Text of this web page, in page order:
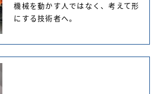
機械を動かす人ではなく、考えて形
にする技術者へ。